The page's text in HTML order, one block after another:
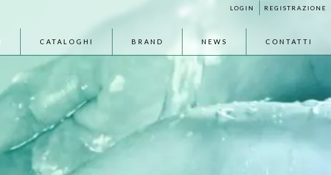
CATALOGHI BRAND NEWS CONTATTI
LOGIN REGISTRAZIONE